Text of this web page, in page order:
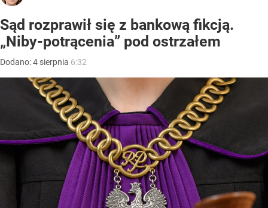
Sąd rozprawił się z bankową fikcją.
„Niby-potrącenia” pod ostrzałem
Dodano:4 sierpnia 6:32